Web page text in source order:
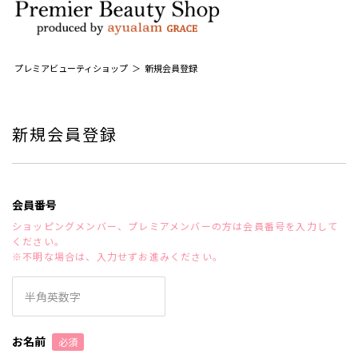
プレミアビューティショップ 新規会員登録
新規会員登録
会員番号
ショッピングメンバー、プレミアメンバーの方は会員番号を入力して
ください。
※不明な場合は、入力せずお進みください。
お名前 必須